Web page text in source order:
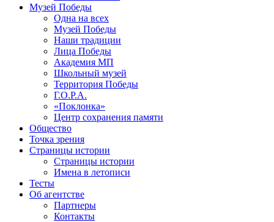
Музей Победы
Одна на всех
Музей Победы
Наши традиции
Лица Победы
Академия МП
Школьный музей
Территория Победы
Г.О.Р.А.
«Поклонка»
Центр сохранения памяти
Общество
Точка зрения
Страницы истории
Страницы истории
Имена в летописи
Тесты
Об агентстве
Партнеры
Контакты